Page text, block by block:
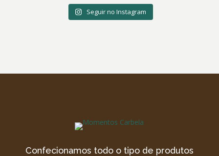
Seguir no Instagram
Confecionamos todo o tipo de produtos